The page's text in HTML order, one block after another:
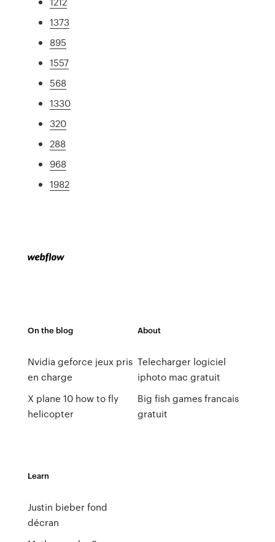
1373
895
1557
568
1330
320
288
968
1982
On the blog
Nvidia geforce jeux pris
en charge
X plane 10 how to fly
helicopter
About
Telecharger logiciel
iphoto mac gratuit
Big fish games francais
gratuit
Learn
Justin bieber fond
décran